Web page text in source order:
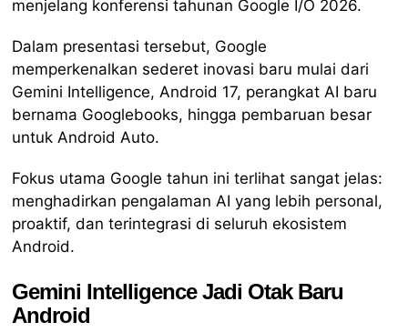
menjelang konferensi tahunan Google I/O 2026.
Dalam presentasi tersebut, Google
memperkenalkan sederet inovasi baru mulai dari
Gemini Intelligence, Android 17, perangkat AI baru
bernama Googlebooks, hingga pembaruan besar
untuk Android Auto.
Fokus utama Google tahun ini terlihat sangat jelas:
menghadirkan pengalaman AI yang lebih personal,
proaktif, dan terintegrasi di seluruh ekosistem
Android.
Gemini Intelligence Jadi Otak Baru
Android